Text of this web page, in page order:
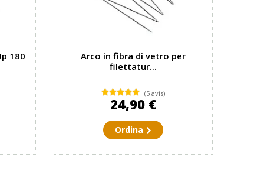
180
Arco in fibra di vetro per
filettatur...
(5 avis)
24,90 €
Ordina